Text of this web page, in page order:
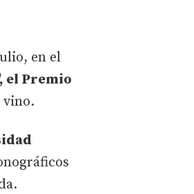
en el
el Premio
vino.